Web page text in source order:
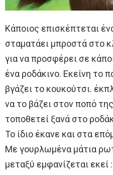
Κάποιος επισκέπτεται
σταματάει μπροστά στο
για να προσφέρει σε
ένα ροδάκινο. Εκείνη το
βγάζει το κουκούτσι.
να το βάζει στον ποπό
τοποθετεί ξανά στο
Το ίδιο έκανε και στα
Με γουρλωμένα μάτια
μεταξύ εμφανίζεται εκεί :